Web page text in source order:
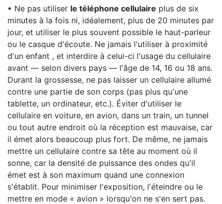
• Ne pas utiliser le téléphone cellulaire plus de six
minutes à la fois ni, idéalement, plus de 20 minutes par
jour, et utiliser le plus souvent possible le haut-parleur
ou le casque d'écoute. Ne jamais l'utiliser à proximité
d'un enfant , et interdire à celui-ci l'usage du cellulaire
avant — selon divers pays — l'âge de 14, 16 ou 18 ans.
Durant la grossesse, ne pas laisser un cellulaire allumé
contre une partie de son corps (pas plus qu'une
tablette, un ordinateur, etc.). Éviter d'utiliser le
cellulaire en voiture, en avion, dans un train, un tunnel
ou tout autre endroit où la réception est mauvaise, car
il émet alors beaucoup plus fort. De même, ne jamais
mettre un cellulaire contre sa tête au moment où il
sonne, car la densité de puissance des ondes qu'il
émet est à son maximum quand une connexion
s'établit. Pour minimiser l'exposition, l'éteindre ou le
mettre en mode « avion » lorsqu'on ne s'en sert pas.